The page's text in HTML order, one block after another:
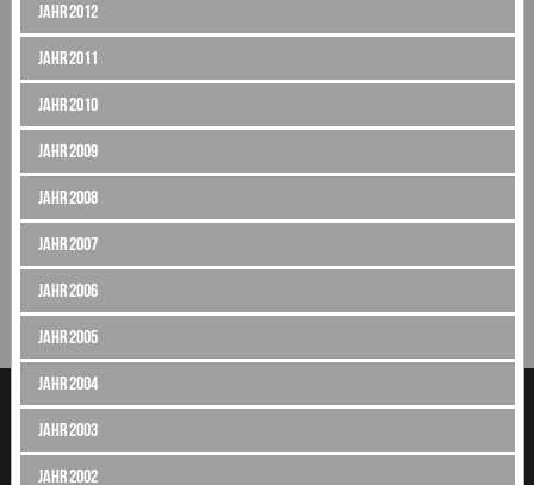
Jahr 2012
Jahr 2011
Jahr 2010
Jahr 2009
Jahr 2008
Jahr 2007
Jahr 2006
Jahr 2005
Jahr 2004
Jahr 2003
Jahr 2002